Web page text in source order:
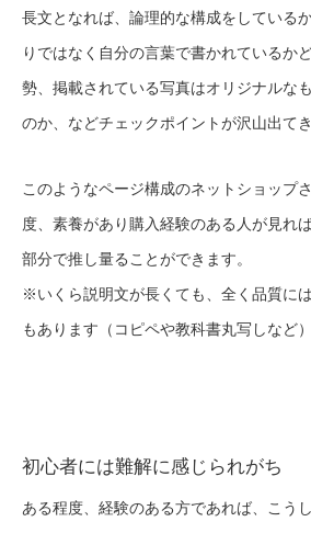
長文となれば、論理的な構成をしている
りではなく自分の言葉で書かれているか
勢、掲載されている写真はオリジナルな
のか、などチェックポイントが沢山出てき
このようなページ構成のネットショップ
度、素養があり購入経験のある人が見れ
部分で推し量ることができます。
※いくら説明文が長くても、全く品質に
もあります（コピペや教科書丸写しなど）
初心者には難解に感じられがち
ある程度、経験のある方であれば、こう